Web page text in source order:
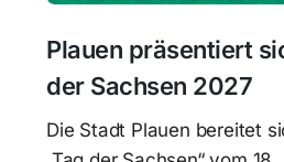
Plauen präsentiert
der Sachsen 2027
Die Stadt Plauen bereitet